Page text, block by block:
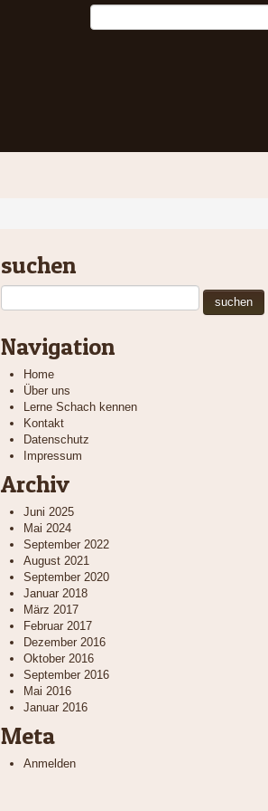
suchen
Navigation
Home
Über uns
Lerne Schach kennen
Kontakt
Datenschutz
Impressum
Archiv
Juni 2025
Mai 2024
September 2022
August 2021
September 2020
Januar 2018
März 2017
Februar 2017
Dezember 2016
Oktober 2016
September 2016
Mai 2016
Januar 2016
Meta
Anmelden